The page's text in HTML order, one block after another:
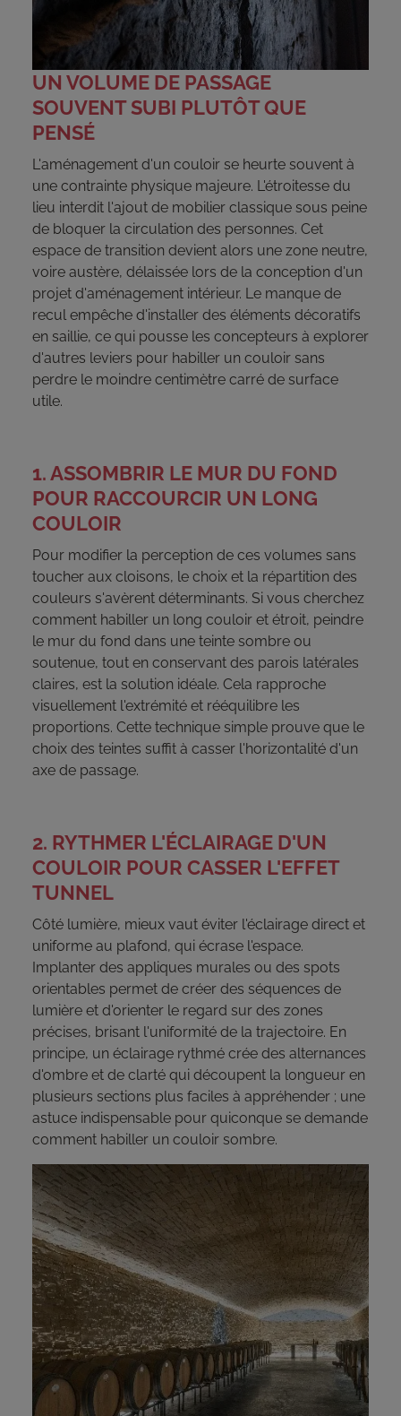
UN VOLUME DE PASSAGE
SOUVENT SUBI PLUTÔT QUE
PENSÉ
L'aménagement d'un couloir se heurte souvent à
une contrainte physique majeure. L'étroitesse du
lieu interdit l'ajout de mobilier classique sous peine
de bloquer la circulation des personnes. Cet
espace de transition devient alors une zone neutre,
voire austère, délaissée lors de la conception d'un
projet d'aménagement intérieur. Le manque de
recul empêche d'installer des éléments décoratifs
en saillie, ce qui pousse les concepteurs à explorer
d'autres leviers pour habiller un couloir sans
perdre le moindre centimètre carré de surface
utile.
1. ASSOMBRIR LE MUR DU FOND
POUR RACCOURCIR UN LONG
COULOIR
Pour modifier la perception de ces volumes sans
toucher aux cloisons, le choix et la répartition des
couleurs s'avèrent déterminants. Si vous cherchez
comment habiller un long couloir et étroit, peindre
le mur du fond dans une teinte sombre ou
soutenue, tout en conservant des parois latérales
claires, est la solution idéale. Cela rapproche
visuellement l'extrémité et rééquilibre les
proportions. Cette technique simple prouve que le
choix des teintes suffit à casser l'horizontalité d'un
axe de passage.
2. RYTHMER L'ÉCLAIRAGE D'UN
COULOIR POUR CASSER L'EFFET
TUNNEL
Côté lumière, mieux vaut éviter l'éclairage direct et
uniforme au plafond, qui écrase l'espace.
Implanter des appliques murales ou des spots
orientables permet de créer des séquences de
lumière et d'orienter le regard sur des zones
précises, brisant l'uniformité de la trajectoire. En
principe, un éclairage rythmé crée des alternances
d'ombre et de clarté qui découpent la longueur en
plusieurs sections plus faciles à appréhender ; une
astuce indispensable pour quiconque se demande
comment habiller un couloir sombre.